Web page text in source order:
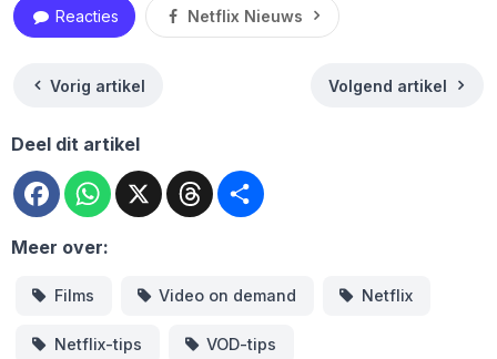
Reacties Netflix Nieuws
Vorig artikel Volgend artikel
Deel dit artikel
FacebookWhatsApp
X Threads
Meer over:
Films Video on demand Netflix
Netflix-tips VOD-tips